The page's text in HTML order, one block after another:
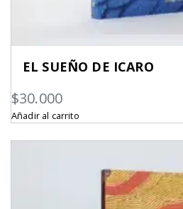
EL SUEÑO DE ICARO
$30.000
Añadir al carrito